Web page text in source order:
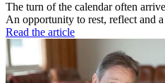
The turn of the calendar often
An opportunity to rest, reflect and
Read the article